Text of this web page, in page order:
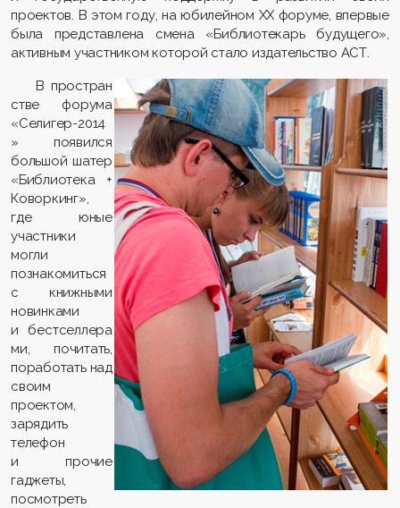
проектов. В этом году, на юбилейном XX форуме, впервые
была представлена смена «Библиотекарь будущего»,
активным участником которой стало издательство АСТ.
В простран
стве форума
«Селигер-2014
» появился
большой шатер
«Библиотека +
Коворкинг»,
где юные
участники
могли
познакомиться
с книжными
новинками
и бестселлера
ми, почитать,
поработать над
своим
проектом,
зарядить
телефон
и прочие
гаджеты,
посмотреть